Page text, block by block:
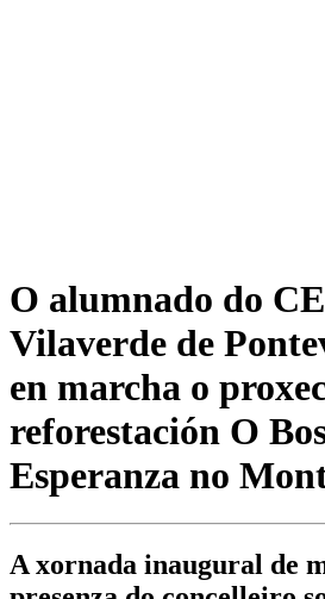
O alumnado do
Vilaverde de
en marcha o
reforestación O
Esperanza no
A xornada inaugural de